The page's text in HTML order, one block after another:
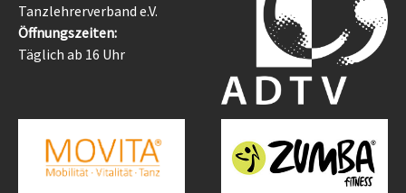
Tanzlehrerverband e.V.
Öffnungszeiten:
Täglich ab 16 Uhr